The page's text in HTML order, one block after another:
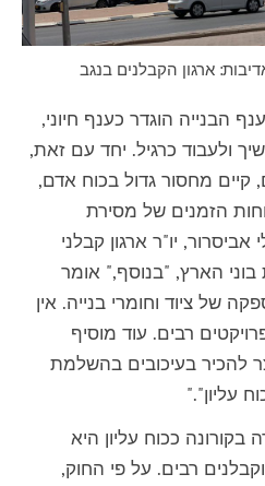
ארגון הקבלנים בנגב
הבנייה הוגדר כענף חיוני,
ולעבוד כרגיל. יחד עם זאת,
מחסור גדול בכוח אדם,
הזמנים של מסירת
יו"ר ארגון קבלני
הארץ, "בנוסף," אומר
של ציוד וחומרי בנייה. אין
רבים. עוד מוסיף
להכיר בעיכובים בהשלמת
עליון"."
ככוח עליון היא
רבים. על פי החוק,